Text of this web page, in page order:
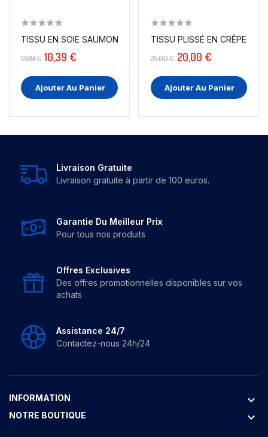
TISSU EN SOIE SAUMON UNI AU MÈTRE COUTURE
12,99 € 10,39 €
Ajouter Au Panier
TISSU PLISSÉ EN CRÊPE
25,00 € 20,00 €
Ajouter Au Panier
Livraison Gratuite
Livraison gratuite à partir de 100 euros.
Garantie Du Meilleur Prix
Pour tous nos produits
Offres Exclusives
Des offres promotionnelles disponibles sur vos
achats
Assistance 24/7
Contactez-nous 24h/24
INFORMATION keyboard_arrow_down
NOTRE BOUTIQUE keyboard_arrow_down